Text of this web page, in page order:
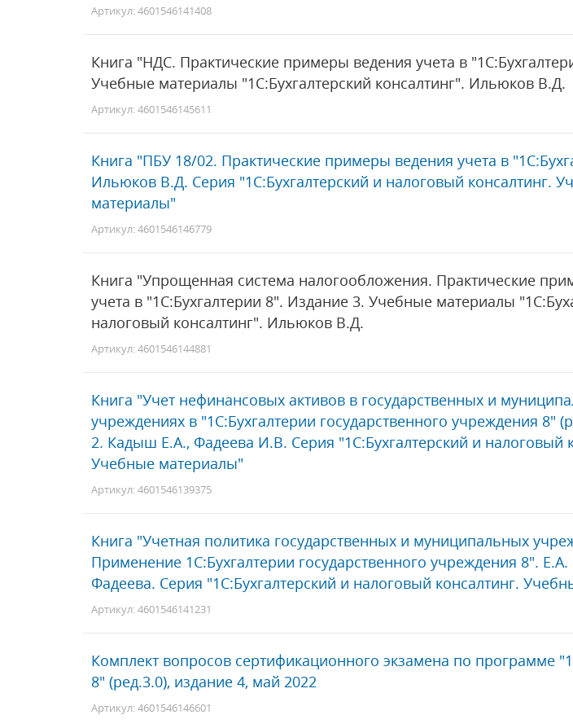
Артикул: 4601546141408
Книга "НДС. Практические примеры ведения учета в
Учебные материалы "1С:Бухгалтерский консалтинг". Ильюков В.Д.
Артикул: 4601546145611
Книга "ПБУ 18/02. Практические примеры ведения учета в
Ильюков В.Д. Серия "1С:Бухгалтерский и налоговый консалтинг.
материалы"
Артикул: 4601546146779
Книга "Упрощенная система налогообложения. Практические
учета в "1С:Бухгалтерии 8". Издание 3. Учебные материалы
налоговый консалтинг". Ильюков В.Д.
Артикул: 4601546144881
Книга "Учет нефинансовых активов в государственных и
учреждениях в "1С:Бухгалтерии государственного учреждения 8"
2. Кадыш Е.А., Фадеева И.В. Серия "1С:Бухгалтерский и налоговый
Учебные материалы"
Артикул: 4601546139375
Книга "Учетная политика государственных и муниципальных
Применение 1С:Бухгалтерии государственного учреждения 8".
Фадеева. Серия "1С:Бухгалтерский и налоговый консалтинг.
Артикул: 4601546141231
Комплект вопросов сертификационного экзамена по программе
8" (ред.3.0), издание 4, май 2022
Артикул: 4601546146601